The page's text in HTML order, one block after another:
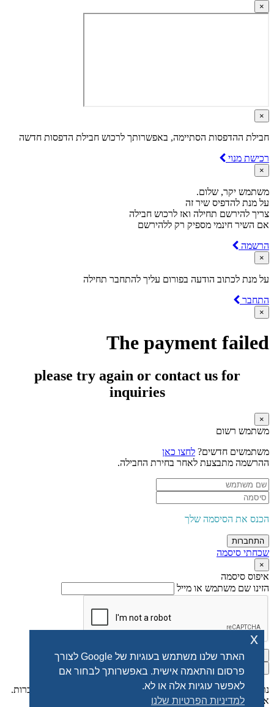
×
×
חבילת ההדפסות הסתיימה, באפשרותך לרכוש חבילת הדפסות חדשה
רכישת מנוי
×
משתמש יקר, שלום.
על מנת להדפיס שיר זה
צריך להירשם תחילה ואז לרכוש חבילה
אם השיר חינמי מספיק רק ללהירשם
הרשמה
×
על מנת לכתוב הודעה בפורום עליך להתחבר תחילה
התחבר
×
The payment failed
please try again or contact us for
inquiries
×
משתמש רשום
משתמשים חדשים? לחצו כאן
ההרשמה מתבצעת לאחר בחירת החבילה.
הכנס את הסיסמה שלך
התחברות
שכחתי סיסמה
×
איפוס סיסמה
הזינו שם משתמש או מייל
אפס סיסמה
נרשמת בהצלחה. אנא בדוק את תיבת המייל לקבלת סיסמה להתחברות.
אם לא קיבלת למייל בדוק את הספאם.
האתר שלנו משתמש בעוגיות של Google לצורך
פרסום והתאמה אישית. באפשרותך לבחור אם
לאפשר עוגיות אלה או לא.
למדיניות הפרטיות שלנו
x